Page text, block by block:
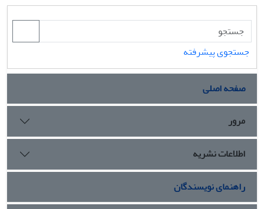
انقلاب رنگی در گرجستان ‌می‌پردازد.
جستجوی پیشرفته
صفحه اصلی
مرور
اطلاعات نشریه
راهنمای نویسندگان